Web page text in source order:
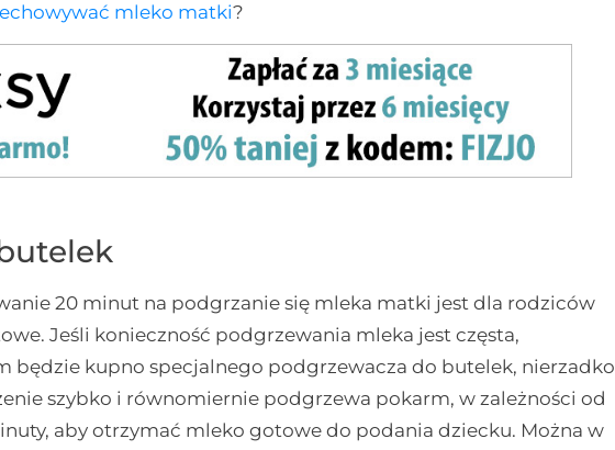
mleko matki?
20 minut na podgrzanie się mleka matki jest dla rodziców
Jeśli konieczność podgrzewania mleka jest częsta,
będzie kupno specjalnego podgrzewacza do butelek, nierzadko
szybko i równomiernie podgrzewa pokarm, w zależności od
aby otrzymać mleko gotowe do podania dziecku. Można w